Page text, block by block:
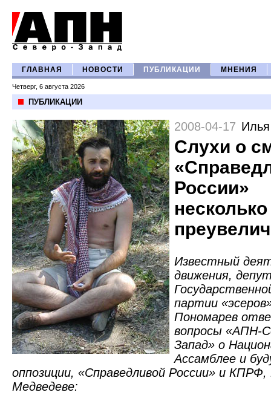
ГЛАВНАЯ НОВОСТИ ПУБЛИКАЦИИ МНЕНИЯ
Четверг, 6 августа 2026
ПУБЛИКАЦИИ
2008-04-17
Слухи о
России»
несколько
Известный
движения,
партии
Пономарев
вопросы «АПН-
Запад» о
Ассамблее и
оппозиции, «Справедливой России» и
Медведеве: